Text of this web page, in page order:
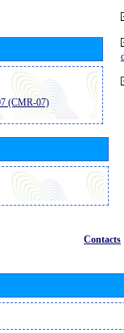
(CMR-07)
Contacts